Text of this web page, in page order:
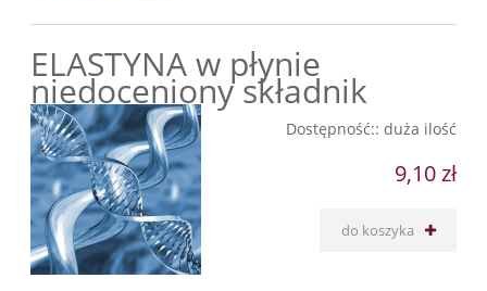
ELASTYNA w płynie
niedoceniony składnik
Dostępność:: duża ilość
9,10 zł
do koszyka